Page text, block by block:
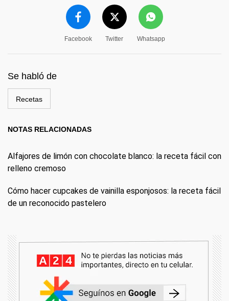
Facebook Twitter Whatsapp
Se habló de
Recetas
NOTAS RELACIONADAS
Alfajores de limón con chocolate blanco: la receta fácil con
relleno cremoso
Cómo hacer cupcakes de vainilla esponjosos: la receta fácil
de un reconocido pastelero